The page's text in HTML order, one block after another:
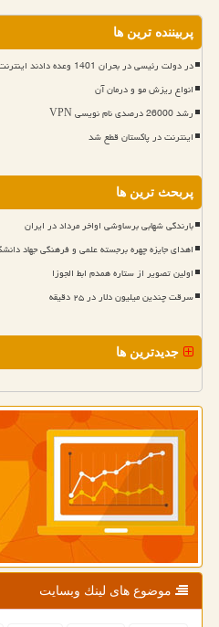
پربیننده ترین ها
در دولت رئیسی در بحران 1401 وعده دادند اینترنت به طور موقت قطع می شود اما ماندگار شد
انواع ریزش مو و درمان آن
رشد 26000 درصدی نام نویسی VPN
اینترنت در پاکستان قطع شد
پربحث ترین ها
بارندگی شهابی برساوشی اواخر مرداد در ایران
اهدای جایزه چهره برجسته علمی و فرهنگی جهاد
اولین تصویر از ستاره همدم ابط الجوزا
سرقت چندین میلیون دلار در ۲۵ دقیقه
جدیدترین ها
موضوع های لینك وبسایت